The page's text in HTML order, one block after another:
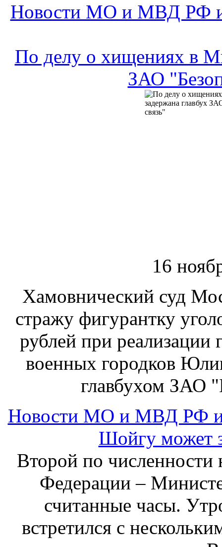
Новости МО и МВД РФ
По делу о хищениях в
ЗАО
16
Хамовнический суд
стражу фигурантку
рублей при реализации
военных городков
главбухом ЗАО
Новости МО и МВД РФ
Шойгу может
Второй по численности
Федерации –
считанные часы.
встретился с